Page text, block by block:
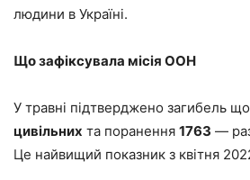
людини в Україні.
Що зафіксувала місія ООН
У травні підтверджено загибель
цивільних та поранення 1763 —
Це найвищий показник з квітня